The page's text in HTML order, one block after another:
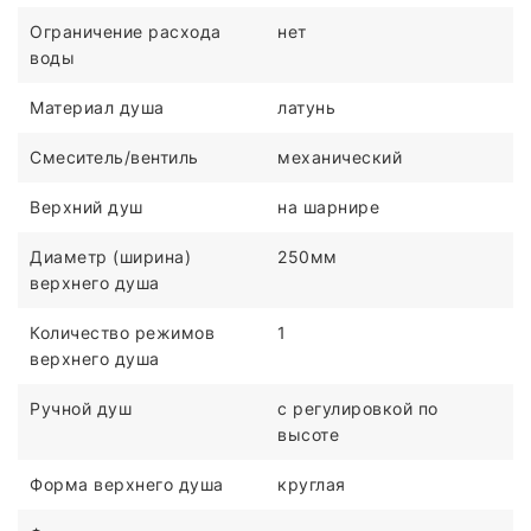
Ограничение расхода
воды
нет
Материал душа латунь
Смеситель/вентиль механический
Верхний душ на шарнире
Диаметр (ширина)
верхнего душа
250мм
Количество режимов
верхнего душа
1
Ручной душ
c регулировкой по
высоте
Форма верхнего душа круглая